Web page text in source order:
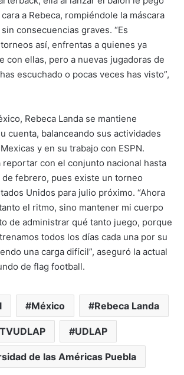
a Rebeca, rompiéndole la máscara
consecuencias graves. “Es
así, enfrentas a quienes ya
con ellas, pero a nuevas jugadoras de
escuchado o pocas veces has visto”,
Rebeca Landa se mantiene
cuenta, balanceando sus actividades
y en su trabajo con ESPN.
reportar con el conjunto nacional hasta
febrero, pues existe un torneo
Unidos para julio próximo. “Ahora
el ritmo, sino mantener mi cuerpo
de administrar qué tanto juego, porque
todos los días cada una por su
una carga difícil”, aseguró la actual
de flag football.
México Rebeca Landa
TVUDLAP UDLAP
de las Américas Puebla